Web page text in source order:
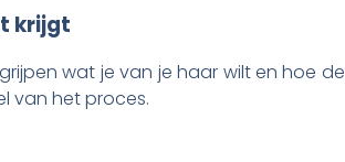
krijgt
wat je van je haar wilt en hoe de
van het proces.